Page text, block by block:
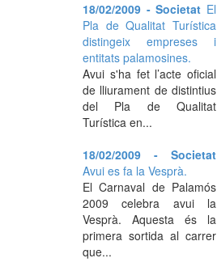
18/02/2009 - Societat El
Pla de Qualitat Turística
distingeix empreses i
entitats palamosines.
Avui s'ha fet l’acte oficial
de lliurament de distintius
del Pla de Qualitat
Turística en...
18/02/2009 - Societat
Avui es fa la Vesprà.
El Carnaval de Palamós
2009 celebra avui la
Vesprà. Aquesta és la
primera sortida al carrer
que...